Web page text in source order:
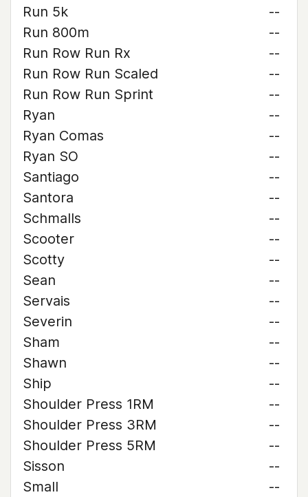
Run 5k
--
Run 800m
--
Run Row Run Rx
--
Run Row Run Scaled
--
Run Row Run Sprint
--
Ryan
--
Ryan Comas
--
Ryan SO
--
Santiago
--
Santora
--
Schmalls
--
Scooter
--
Scotty
--
Sean
--
Servais
--
Severin
--
Sham
--
Shawn
--
Ship
--
Shoulder Press 1RM
--
Shoulder Press 3RM
--
Shoulder Press 5RM
--
Sisson
--
Small
--